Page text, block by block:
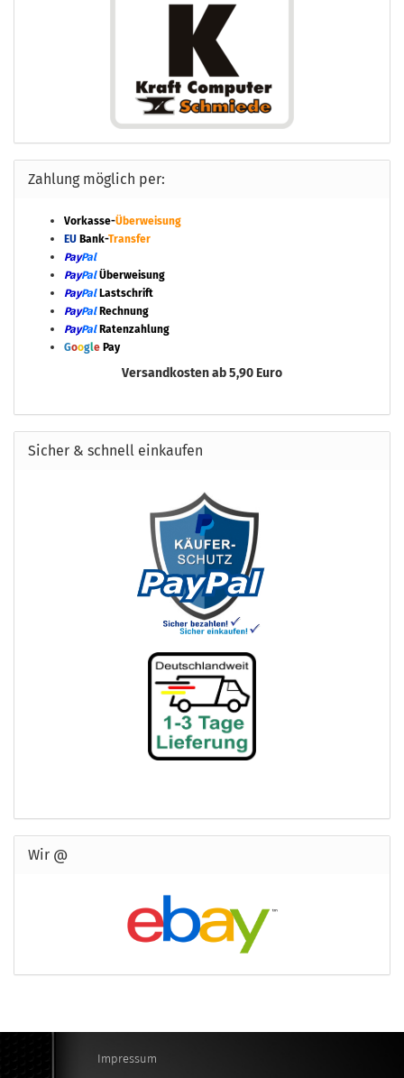
Zahlung möglich per:
Vorkasse-Überweisung
EU Bank-Transfer
PayPal
PayPalÜberweisung
PayPal Lastschrift
PayPal Rechnung
PayPal Ratenzahlung
Google Pay
Versandkosten ab 5,90 Euro
Sicher & schnell einkaufen
Wir @
Impressum